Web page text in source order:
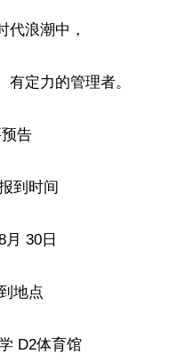
代浪潮中，
定力的管理者。
告
到时间
月 30日
地点
D2体育馆